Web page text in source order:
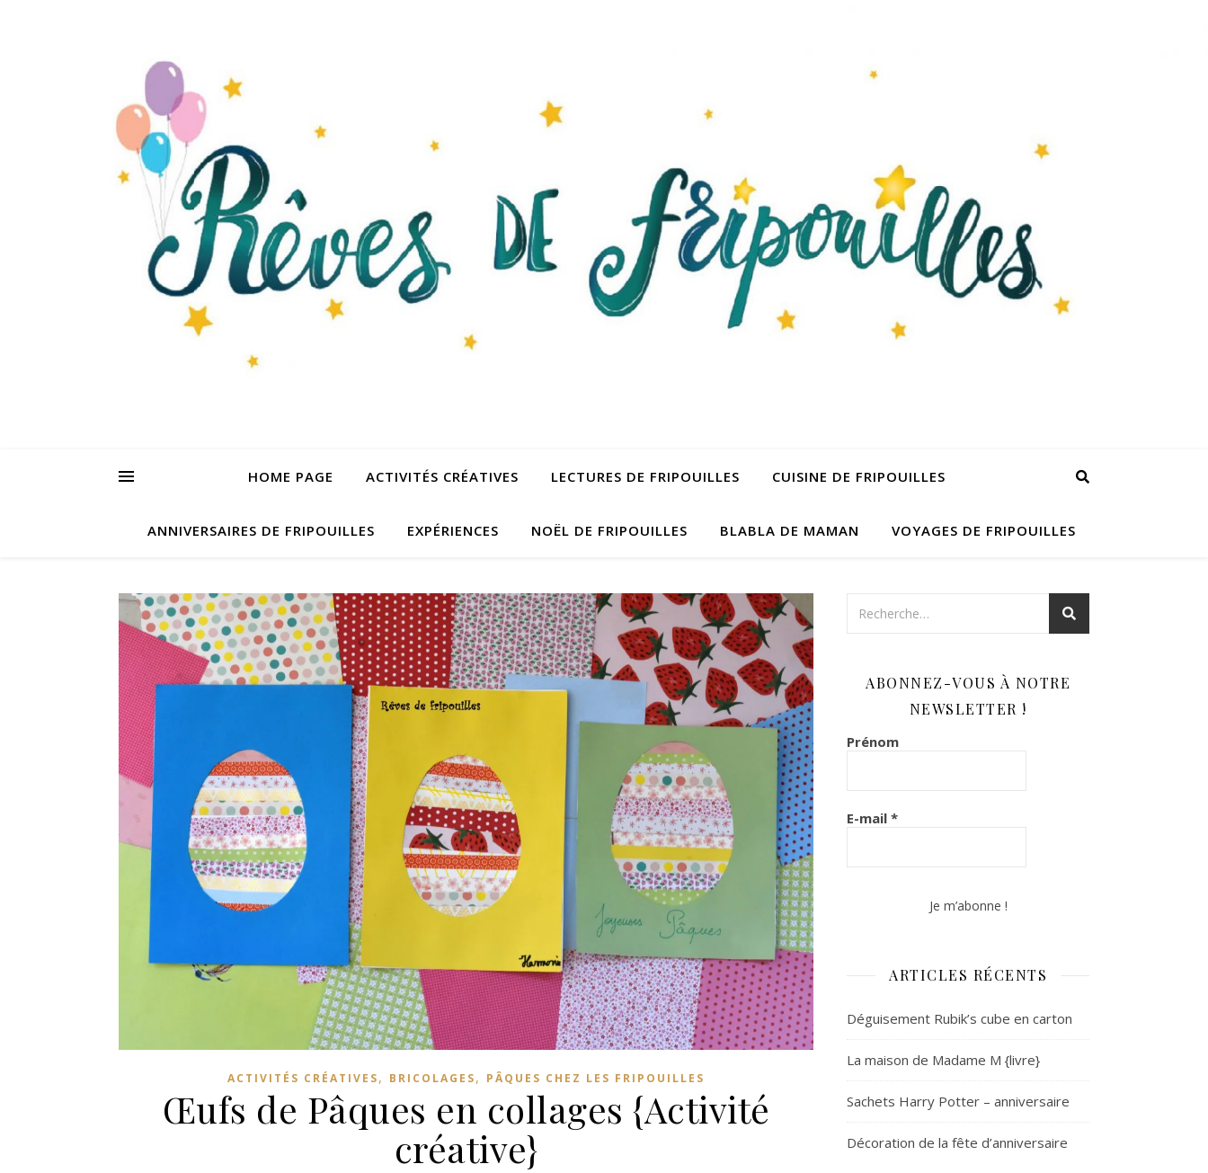
HOME PAGE ACTIVITÉS CRÉATIVES LECTURES DE FRIPOUILLES CUISINE DE FRIPOUILLES
ANNIVERSAIRES DE FRIPOUILLES EXPÉRIENCES NOËL DE FRIPOUILLES BLABLA DE MAMAN VOYAGES DE FRIPOUILLES
ACTIVITÉS CRÉATIVES, BRICOLAGES, PÂQUES CHEZ LES FRIPOUILLES
Œufs de Pâques en collages {Activité
créative}
ABONNEZ-VOUS À NOTRE
NEWSLETTER !
Prénom
E-mail *
ARTICLES RÉCENTS
Déguisement Rubik’s cube en carton
La maison de Madame M {livre}
Sachets Harry Potter – anniversaire
Décoration de la fête d’anniversaire